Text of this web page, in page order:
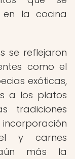
la cocina
se reflejaron
como el
exóticas,
a los platos
tradiciones
y carnes
aún más la